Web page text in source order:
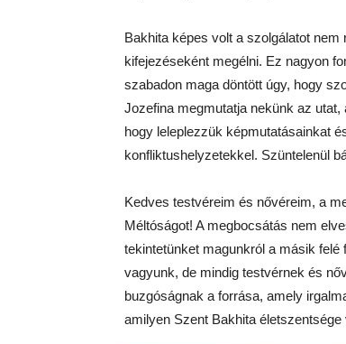
Bakhita képes volt a szolgálatot
kifejezéseként megélni. Ez nagyon
szabadon maga döntött úgy, hogy
Jozefina megmutatja nekünk az
hogy leleplezzük képmutatásainkat
konfliktushelyzetekkel. Szüntelenül
Kedves testvéreim és nővéreim, a
Méltóságot! A megbocsátás nem
tekintetünket magunkról a másik
vagyunk, de mindig testvérnek és
buzgóságnak a forrása, amely
amilyen Szent Bakhita életszentsége